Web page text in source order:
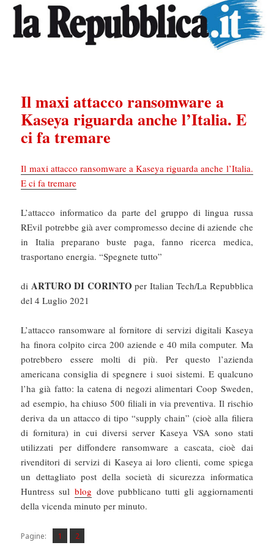
Il maxi attacco ransomware a
Kaseya riguarda anche l’Italia. E
ci fa tremare
Il maxi attacco ransomware a Kaseya riguarda anche l’Italia.
E ci fa tremare
L’attacco informatico da parte del gruppo di lingua russa
REvil potrebbe già aver compromesso decine di aziende che
in Italia preparano buste paga, fanno ricerca medica,
trasportano energia. “Spegnete tutto”
di ARTURO DI CORINTO per Italian Tech/La Repubblica
del 4 Luglio 2021
L’attacco ransomware al fornitore di servizi digitali Kaseya
ha finora colpito circa 200 aziende e 40 mila computer. Ma
potrebbero essere molti di più. Per questo l’azienda
americana consiglia di spegnere i suoi sistemi. E qualcuno
l’ha già fatto: la catena di negozi alimentari Coop Sweden,
ad esempio, ha chiuso 500 filiali in via preventiva. Il rischio
deriva da un attacco di tipo “supply chain” (cioè alla filiera
di fornitura) in cui diversi server Kaseya VSA sono stati
utilizzati per diffondere ransomware a cascata, cioè dai
rivenditori di servizi di Kaseya ai loro clienti, come spiega
un dettagliato post della società di sicurezza informatica
Huntress sul blog dove pubblicano tutti gli aggiornamenti
della vicenda minuto per minuto.
Pagine: Pagina
1 ,
Pagina
2